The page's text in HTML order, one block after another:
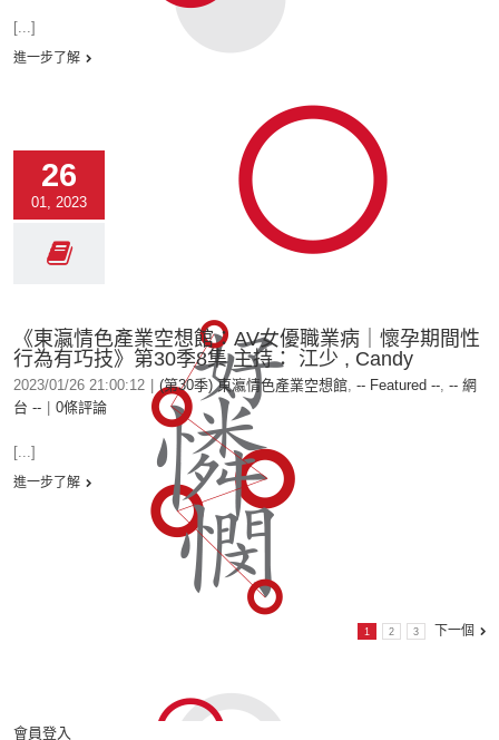
[...]
進一步了解
26
01, 2023
《東瀛情色產業空想館：AV女優職業病｜懷孕期間性
行為有巧技》第30季8集 主持： 江少 , Candy
2023/01/26 21:00:12 (第30季) 東瀛情色產業空想館, -- Featured --, -- 網
台 --
0條評論
[...]
進一步了解
1 2 3 下一個
會員登入